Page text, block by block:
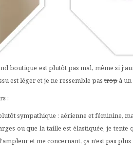
boutique est plutôt pas mal, même si
est léger et je ne ressemble pastrop à
:
sympathique : aérienne et féminine,
ou que la taille est élastiquée, je tente
et me concernant, ça n’est pas